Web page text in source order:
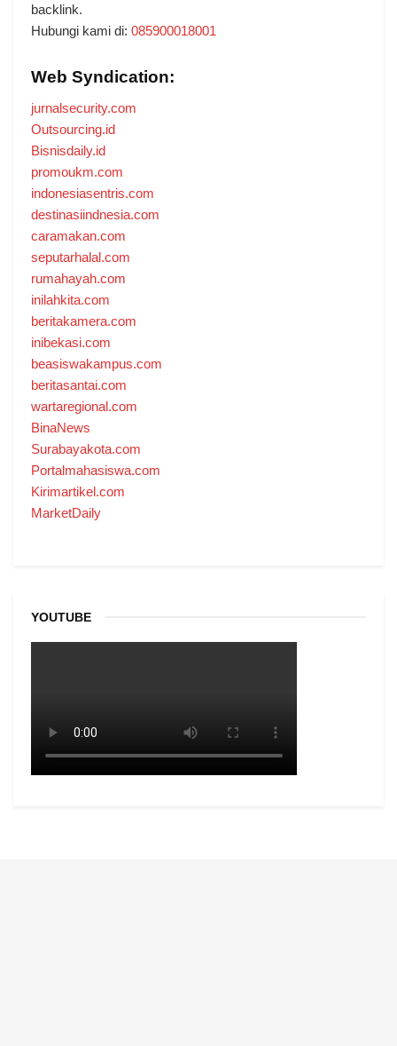
backlink.
Hubungi kami di: 085900018001
Web Syndication:
jurnalsecurity.com
Outsourcing.id
Bisnisdaily.id
promoukm.com
indonesiasentris.com
destinasiindnesia.com
caramakan.com
seputarhalal.com
rumahayah.com
inilahkita.com
beritakamera.com
inibekasi.com
beasiswakampus.com
beritasantai.com
wartaregional.com
BinaNews
Surabayakota.com
Portalmahasiswa.com
Kirimartikel.com
MarketDaily
YOUTUBE